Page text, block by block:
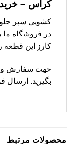
کراس –
در فروشگاه
کارز این قطعه
جهت سفارش و
بگیرید. ارسال
محصولات مرتبط